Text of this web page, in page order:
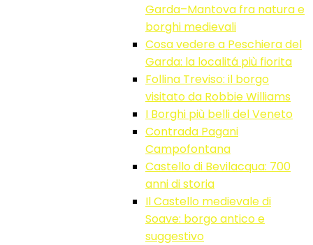
Garda–Mantova fra natura e
borghi medievali
Cosa vedere a Peschiera del
Garda: la localitá più fiorita
Follina Treviso: il borgo
visitato da Robbie Williams
I Borghi più belli del Veneto
Contrada Pagani
Campofontana
Castello di Bevilacqua: 700
anni di storia
Il Castello medievale di
Soave: borgo antico e
suggestivo